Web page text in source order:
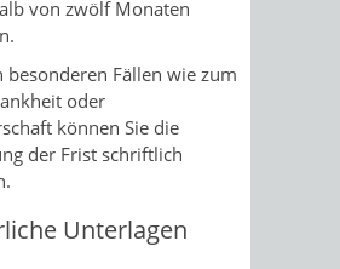
von zwölf Monaten
besonderen Fällen wie zum
oder
können Sie die
der Frist schriftlich
Unterlagen